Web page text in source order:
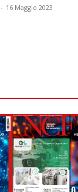
- 16 Maggio 2023